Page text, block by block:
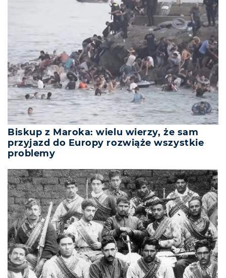
Biskup z Maroka: wielu wierzy, że sam
przyjazd do Europy rozwiąże wszystkie
problemy